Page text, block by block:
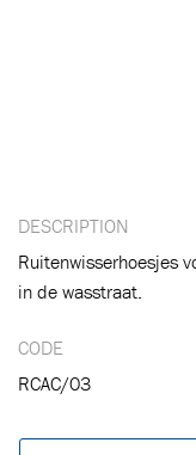
DESCRIPTION
Ruitenwisserhoesjes
in de wasstraat.
CODE
RCAC/03